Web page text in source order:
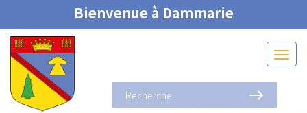
Bienvenue à Dammarie